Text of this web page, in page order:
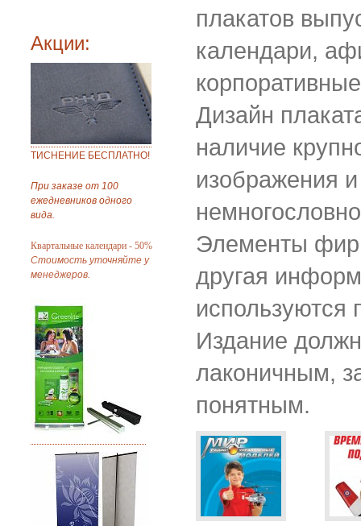
Акции:
ТИСНЕНИЕ БЕСПЛАТНО!
При заказе от 100
ежедневников одного
вида.
Квартальные календари - 50%
Стоимость уточняйте у
менеджеров.
плакатов
календари,
Дизайн
наличие
изображения и
Элементы
другая
используются
Издание
лаконичным,
понятным.